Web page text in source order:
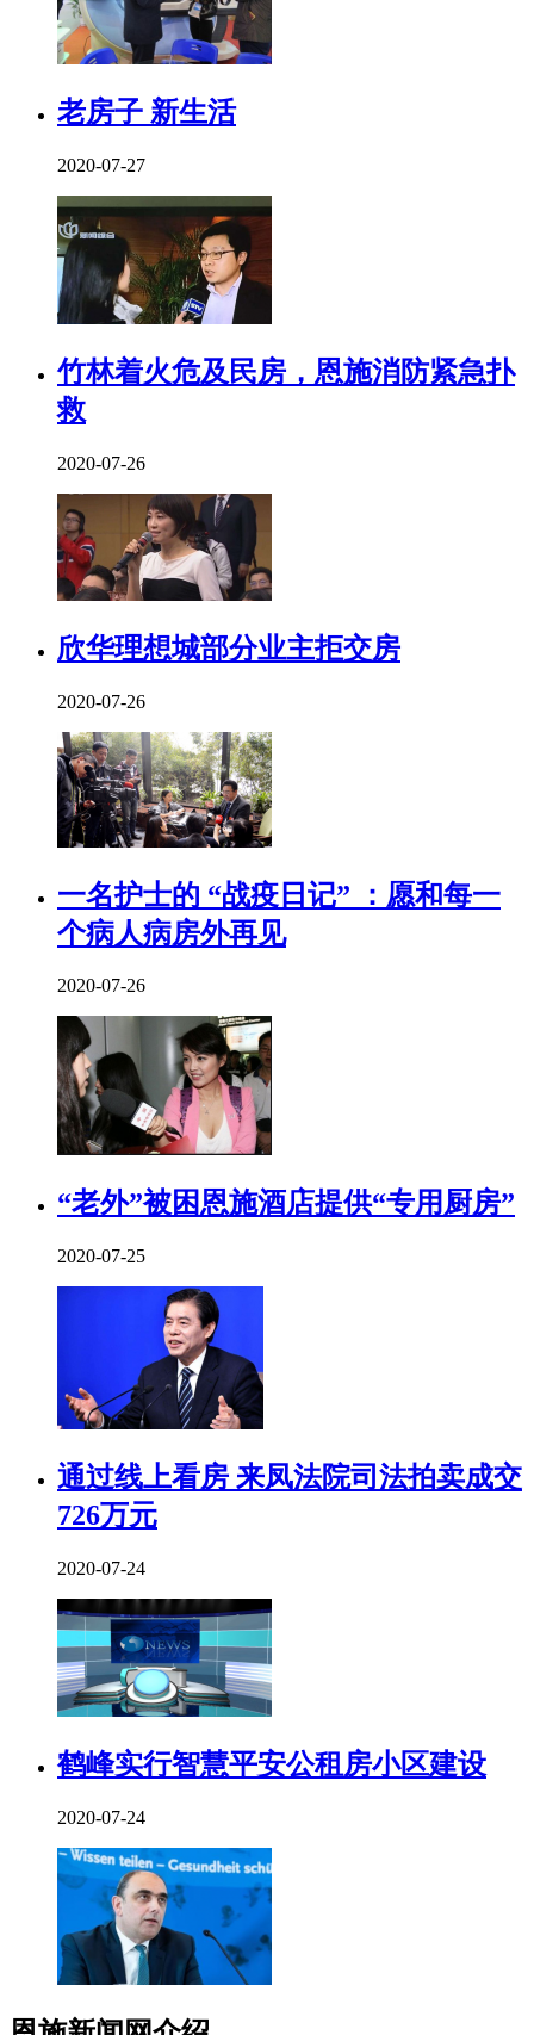
老房子 新生活
2020-07-27
竹林着火危及民房，恩施消防紧急扑
救
2020-07-26
欣华理想城部分业主拒交房
2020-07-26
一名护士的 “战疫日记” ：愿和每一
个病人病房外再见
2020-07-26
“老外”被困恩施酒店提供“专用厨房”
2020-07-25
通过线上看房 来凤法院司法拍卖成交
726万元
2020-07-24
鹤峰实行智慧平安公租房小区建设
2020-07-24